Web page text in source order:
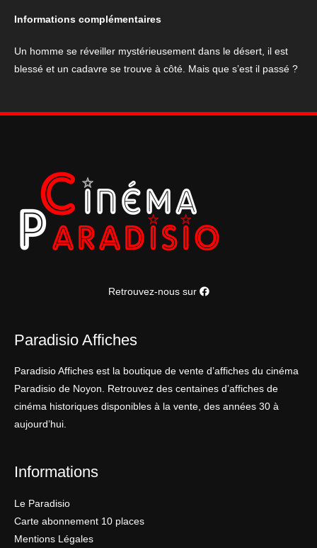
Volte
Giuda"
Traître)
Informations complémentaires
Un homme se réveiller mystérieusement dans le désert, il est
blessé et un cadavre se trouve à côté. Mais que s’est il passé ?
Retrouvez-nous sur
Paradisio Affiches
Paradisio Affiches est la boutique de vente d’affiches du cinéma
Paradisio de Noyon. Retrouvez des centaines d’affiches de
cinéma historiques disponibles à la vente, des années 30 à
aujourd’hui.
Informations
Le Paradisio
Carte abonnement 10 places
Mentions Légales